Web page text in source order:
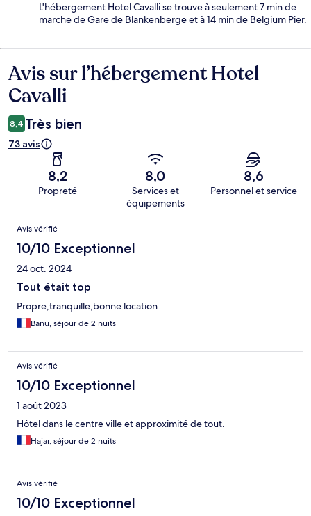
L'hébergement Hotel Cavalli se trouve à seulement 7 min de
marche de Gare de Blankenberge et à 14 min de Belgium Pier.
Avis
Avis sur l’hébergement Hotel
Cavalli
8,4 Très bien
73 avis
8,2
Propreté
8,0
Services et
équipements
8,6
Personnel et service
Avis
Avis vérifié
10/10 Exceptionnel
24 oct. 2024
Tout était top
Propre,tranquille,bonne location
Banu, séjour de 2 nuits
Avis vérifié
10/10 Exceptionnel
1 août 2023
Hôtel dans le centre ville et approximité de tout.
Hajar, séjour de 2 nuits
Avis vérifié
10/10 Exceptionnel